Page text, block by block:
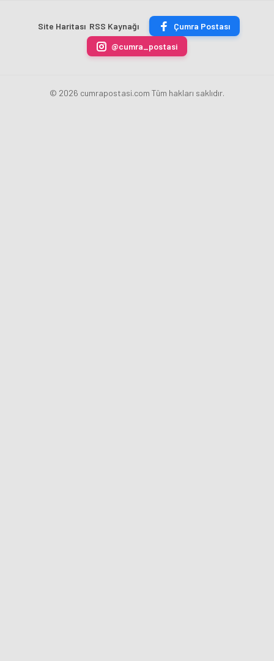
Madalyayı
Aldı
Site Haritası RSS Kaynağı
Çumra Postası
@cumra_postasi
© 2026 cumrapostasi.com Tüm hakları saklıdır.